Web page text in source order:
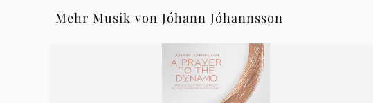
Mehr Musik von Jóhann Jóhannsson